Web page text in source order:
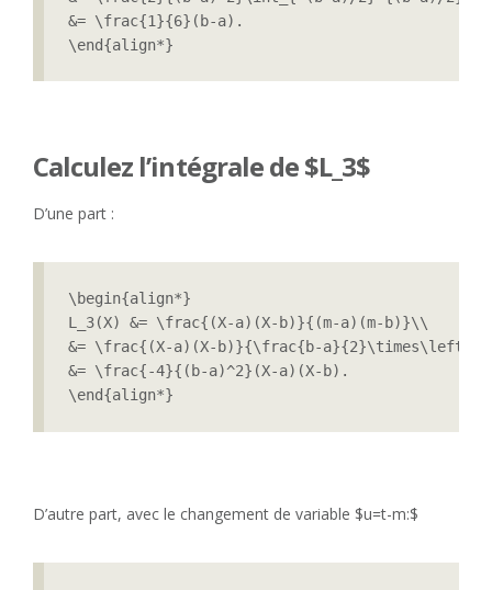
&= \frac{1}{6}(b-a).
\end{align*}
Calculez l’intégrale de $L_3$
D’une part :
\begin{align*}
L_3(X) &= \frac{(X-a)(X-b)}{(m-a)(m-b)}\\
&= \frac{(X-a)(X-b)}{\frac{b-
&= \frac{-4}{(b-a)^2}(X-a)(X-b).
\end{align*}
D’autre part, avec le changement de variable $u=t-m:$